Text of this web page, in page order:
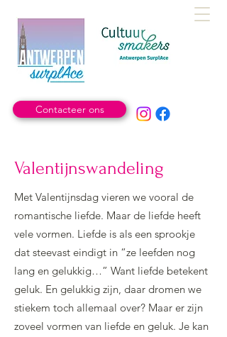
Contacteer ons
Valentijnswandeling
Met Valentijnsdag vieren we vooral de
romantische liefde. Maar de liefde heeft
vele vormen. Liefde is als een sprookje
dat steevast eindigt in “ze leefden nog
lang en gelukkig…” Want liefde betekent
geluk. En gelukkig zijn, daar dromen we
stiekem toch allemaal over? Maar er zijn
zoveel vormen van liefde en geluk. Je kan